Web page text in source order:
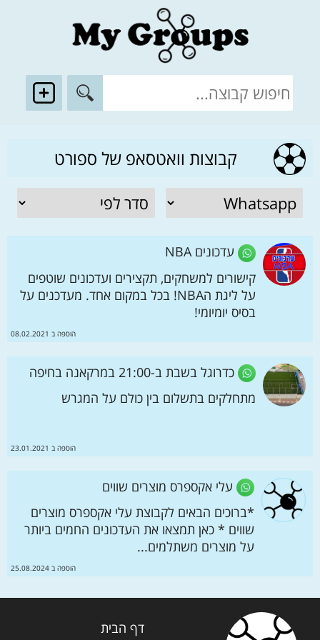
קבוצות וואטסאפ של ספורט
עדכונים NBA
קישורים למשחקים, תקצירים ועדכונים שוטפים
על ליגת הNBA! בכל במקום אחד. מעדכנים על
בסיס יומיומי!
הוספה ב 08.02.2021
כדרוגל בשבת ב-21:00 במרקאנה בחיפה
מתחלקים בתשלום בין כולם על המגרש
הוספה ב 23.01.2021
עלי אקספרס מוצרים שווים
*ברוכים הבאים לקבוצת עלי אקספרס מוצרים
שווים * כאן תמצאו את העדכונים החמים ביותר
על מוצרים משתלמים...
הוספה ב 25.08.2024
דף הבית